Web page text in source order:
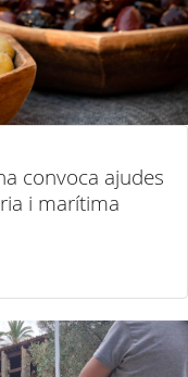
convoca ajudes
i marítima